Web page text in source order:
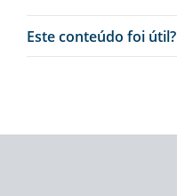
Este conteúdo foi útil?